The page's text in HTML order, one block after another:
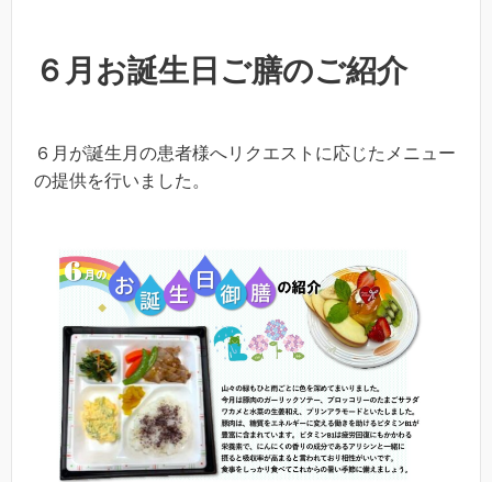
６月お誕生日ご膳のご紹介
６月が誕生月の患者様へリクエストに応じたメニュー
の提供を行いました。